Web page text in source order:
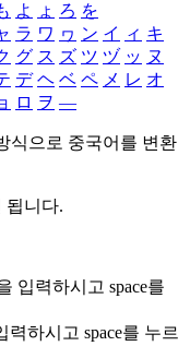
よ ょ ろ を
ラ ワ ヮ ン イ ィ キ
グ ス ズ ツ ヅ ッ ヌ
デ ヘ ベ ペ メ レ オ
ロ ヲ ―
식으로 중국어를 변환
됩니다.
입력하시고 space를
력하시고 space를 누르